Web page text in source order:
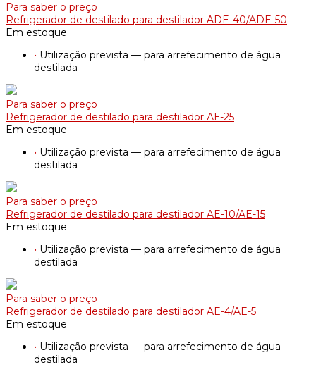
Para saber o preço
Refrigerador de destilado para destilador ADE-40/ADE-50
Em estoque
• Utilização prevista — para arrefecimento de água
destilada
Para saber o preço
Refrigerador de destilado para destilador АЕ-25
Em estoque
• Utilização prevista — para arrefecimento de água
destilada
Para saber o preço
Refrigerador de destilado para destilador AE-10/AE-15
Em estoque
• Utilização prevista — para arrefecimento de água
destilada
Para saber o preço
Refrigerador de destilado para destilador AE-4/AE-5
Em estoque
• Utilização prevista — para arrefecimento de água
destilada